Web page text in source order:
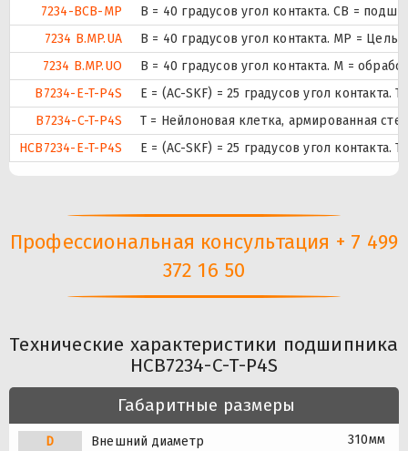
7234-BCB-MP
B = 40 градусов угол контакта. CB =
7234 B.MP.UA
B = 40 градусов угол контакта. MP =
7234 B.MP.UO
B = 40 градусов угол контакта. M =
B7234-E-T-P4S
E = (AC-SKF) = 25 градусов угол
B7234-C-T-P4S
T = Нейлоновая клетка, армированная
HCB7234-E-T-P4S
E = (AC-SKF) = 25 градусов угол
Профессиональная консультация + 7 499
372 16 50
Технические характеристики подшипника
HCB7234-C-T-P4S
Габаритные размеры
D Внешний диаметр 310мм